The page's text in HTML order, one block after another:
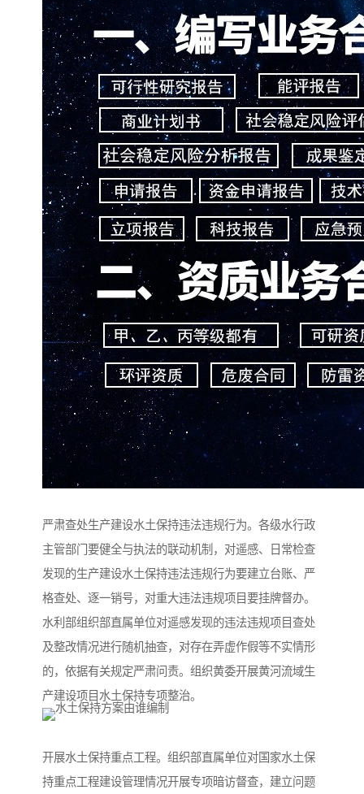
严肃查处生产建设水土保持违法违规行为。各级水行政
主管部门要健全与执法的联动机制，对遥感、日常检查
发现的生产建设水土保持违法违规行为要建立台账、严
格查处、逐一销号，对重大违法违规项目要挂牌督办。
水利部组织部直属单位对遥感发现的违法违规项目查处
及整改情况进行随机抽查，对存在弄虚作假等不实情形
的，依据有关规定严肃问责。组织黄委开展黄河流域生
产建设项目水土保持专项整治。
开展水土保持重点工程。组织部直属单位对国家水土保
持重点工程建设管理情况开展专项暗访督查，建立问题